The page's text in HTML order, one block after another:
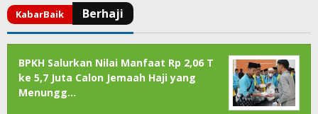
BPKH Salurkan Nilai Manfaat Rp 2,06 T
ke 5,7 Juta Calon Jemaah Haji yang
Menungg…